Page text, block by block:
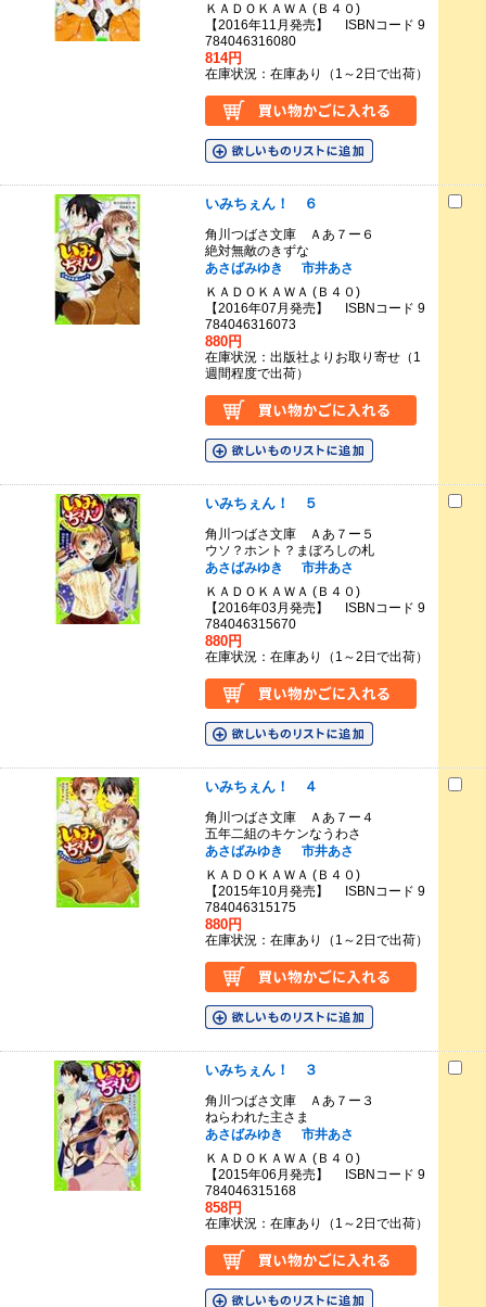
ＫＡＤＯＫＡＷＡ (Ｂ４０)
【2016年11月発売】 ISBNコード 9
784046316080
814円
在庫状況：在庫あり（1～2日で出荷）
いみちぇん！ ６
角川つばさ文庫 Ａあ７ー６
絶対無敵のきずな
あさばみゆき
市井あさ
ＫＡＤＯＫＡＷＡ (Ｂ４０)
【2016年07月発売】 ISBNコード 9
784046316073
880円
在庫状況：出版社よりお取り寄せ（1
週間程度で出荷）
いみちぇん！ ５
角川つばさ文庫 Ａあ７ー５
ウソ？ホント？まぼろしの札
あさばみゆき
市井あさ
ＫＡＤＯＫＡＷＡ (Ｂ４０)
【2016年03月発売】 ISBNコード 9
784046315670
880円
在庫状況：在庫あり（1～2日で出荷）
いみちぇん！ ４
角川つばさ文庫 Ａあ７ー４
五年二組のキケンなうわさ
あさばみゆき
市井あさ
ＫＡＤＯＫＡＷＡ (Ｂ４０)
【2015年10月発売】 ISBNコード 9
784046315175
880円
在庫状況：在庫あり（1～2日で出荷）
いみちぇん！ ３
角川つばさ文庫 Ａあ７ー３
ねらわれた主さま
あさばみゆき
市井あさ
ＫＡＤＯＫＡＷＡ (Ｂ４０)
【2015年06月発売】 ISBNコード 9
784046315168
858円
在庫状況：在庫あり（1～2日で出荷）